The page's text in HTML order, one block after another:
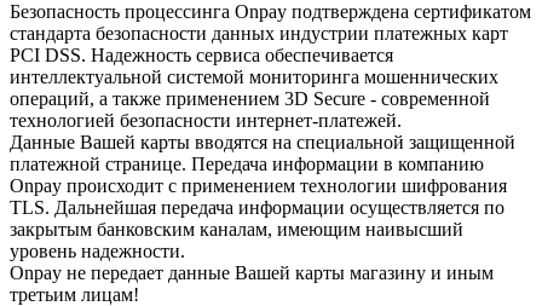
Безопасность процессинга Onpay подтверждена сертификатом
стандарта безопасности данных индустрии платежных карт
PCI DSS. Надежность сервиса обеспечивается
интеллектуальной системой мониторинга мошеннических
операций, а также применением 3D Secure - современной
технологией безопасности интернет-платежей.
Данные Вашей карты вводятся на специальной защищенной
платежной странице. Передача информации в компанию
Onpay происходит с применением технологии шифрования
TLS. Дальнейшая передача информации осуществляется по
закрытым банковским каналам, имеющим наивысший
уровень надежности.
Onpay не передает данные Вашей карты магазину и иным
третьим лицам!